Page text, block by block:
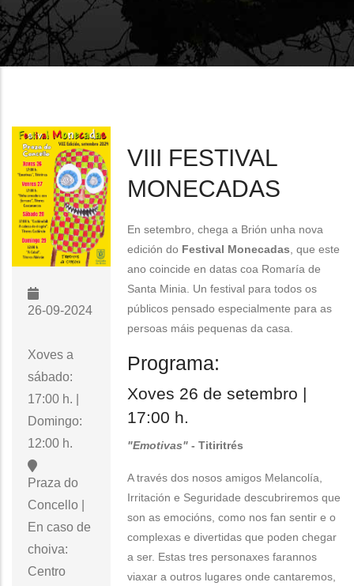
26-09-2024
Xoves a
sábado:
17:00 h. |
Domingo:
12:00 h.
Praza do
Concello |
En caso de
choiva:
Centro
VIII FESTIVAL
MONECADAS
En setembro, chega a Brión unha nova
edición do Festival Monecadas , que este
ano coincide en datas coa Romaría de
Santa Minia. Un festival para todos os
públicos pensado especialmente para as
persoas máis pequenas da casa.
Programa:
Xoves 26 de setembro |
17:00 h.
"Emotivas" - Titiritrés
A través dos nosos amigos Melancolía,
Irritación e Seguridade descubriremos que
son as emocións, como nos fan sentir e o
complexas e divertidas que poden chegar
a ser. Estas tres personaxes farannos
viaxar a outros lugares onde cantaremos,